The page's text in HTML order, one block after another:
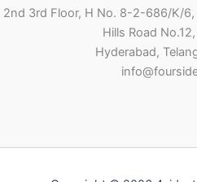
2nd 3rd Floor, H No. 8-2-686/K/6,
Hills Road
Hyderabad,